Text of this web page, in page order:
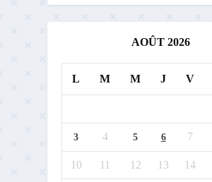
AOÛT 2026
L M M J V
3 4 5 6 7
10 11 12 13 14